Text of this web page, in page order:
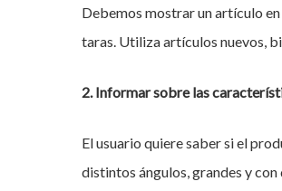
Hit enter to search or
Debemos mostrar un artículo
taras. Utiliza artículos nuevos,
2. Informar sobre las
El usuario quiere saber si el
distintos ángulos, grandes y